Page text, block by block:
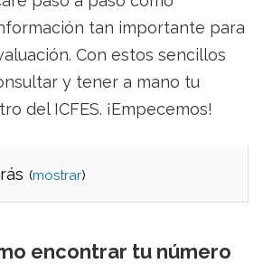
tan importante para
Con estos sencillos
y tener a mano tu
del ICFES. ¡Empecemos!
( )
encontrar tu número